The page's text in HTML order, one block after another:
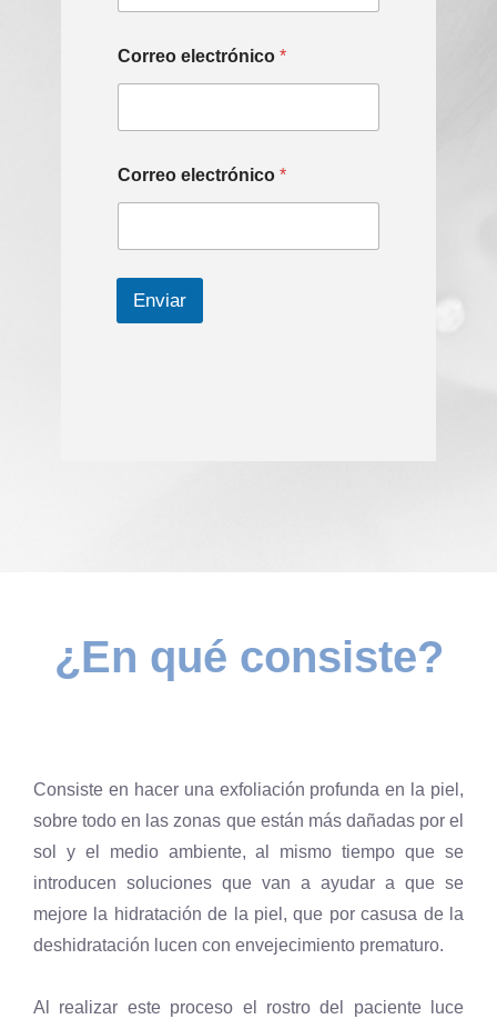
Correo electrónico *
Correo electrónico *
Enviar
¿En qué consiste?
Consiste en hacer una exfoliación profunda en la piel,
sobre todo en las zonas que están más dañadas por el
sol y el medio ambiente, al mismo tiempo que se
introducen soluciones que van a ayudar a que se
mejore la hidratación de la piel, que por casusa de la
deshidratación lucen con envejecimiento prematuro.
Al realizar este proceso el rostro del paciente luce